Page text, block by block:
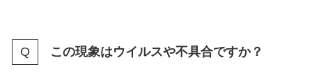
この現象はウイルスや不具合ですか？